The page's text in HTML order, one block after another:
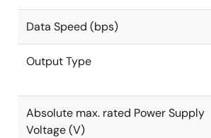
Data Speed (bps)
Output Type
Absolute max. rated Power Supply
Voltage (V)